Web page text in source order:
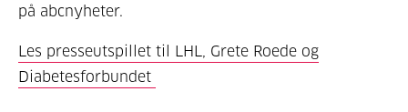
på abcnyheter.
Les presseutspillet til LHL, Grete Roede og
Diabetesforbundet